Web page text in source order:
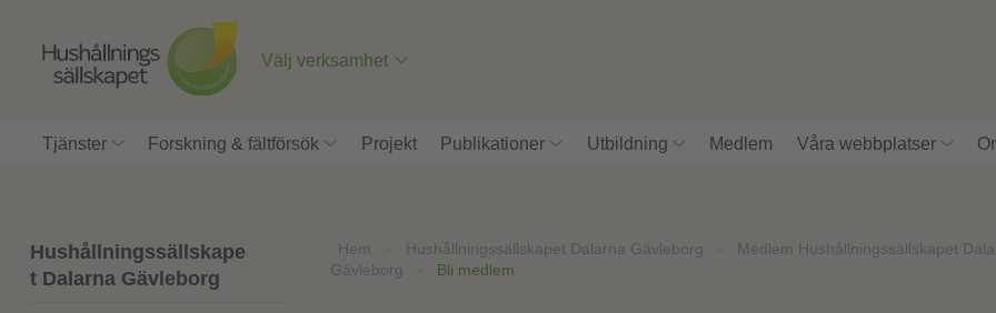
Välj verksamhet
Tjänster Forskning & fältförsök Projekt Publikationer Utbildning Medlem Våra webbplatser
Hushållningssällskape
t Dalarna Gävleborg
Hem Hushållningssällskapet Dalarna Gävleborg
Medlem Hushållningssällskapet
Gävleborg
Bli medlem